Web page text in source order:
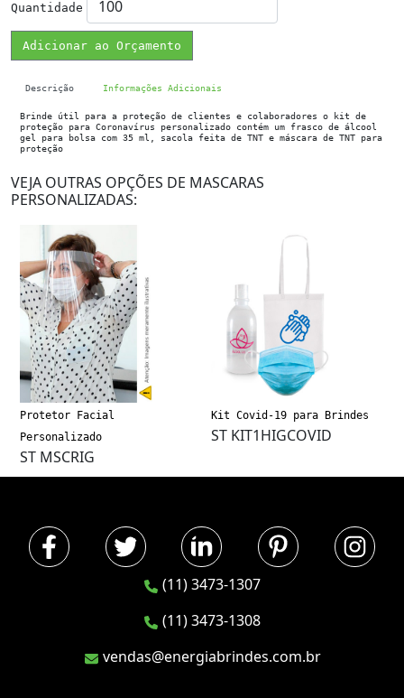
Quantidade
Adicionar ao Orçamento
Descrição Informações Adicionais
Brinde útil para a proteção de clientes e colaboradores o kit de
proteção para Coronavírus personalizado contém um frasco de álcool
gel para bolsa com 35 ml, sacola feita de TNT e máscara de TNT para
proteção
VEJA OUTRAS OPÇÕES DE MASCARAS
PERSONALIZADAS:
Protetor Facial
Personalizado
ST MSCRIG
Kit Covid-19 para Brindes
ST KIT1HIGCOVID
(11) 3473-1307
(11) 3473-1308
vendas@energiabrindes.com.br